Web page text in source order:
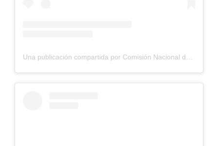
Una publicación compartida por Comisión Nacional de Riego (@cnrchile)